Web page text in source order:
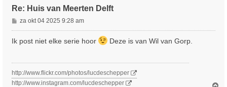
Re: Huis van Meerten Delft
B
e
t
za okt 04 2025 9:28 am
Ik post niet elke serie hoor Deze is van Wil van Gorp.
http://www.flickr.com/photos/lucdeschepper
http://www.instagram.com/lucdeschepper